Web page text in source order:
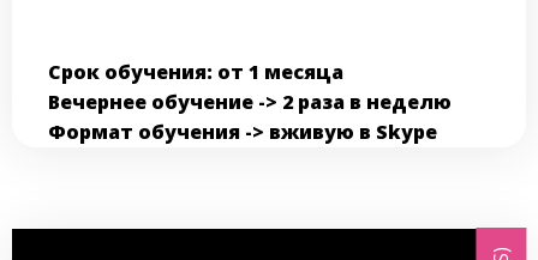
Срок обучения: от 1 месяца
Вечернее обучение -> 2 раза в неделю
Формат обучения -> вживую в Skype